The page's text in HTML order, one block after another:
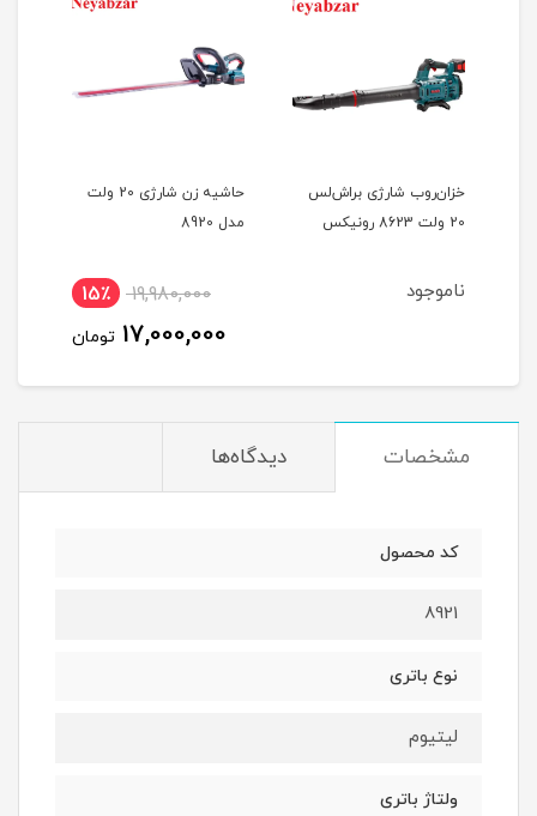
خزان‌روب شارژی براش‌لس
20 ولت 8623 رونیکس
ناموجود
حاشیه زن شارژی 20 ولت
مدل 8920
19,980,000 15٪
17,000,000 تومان
مشخصات دیدگاه‌ها
کد محصول
8921
نوع باتری
لیتیوم
ولتاژ باتری